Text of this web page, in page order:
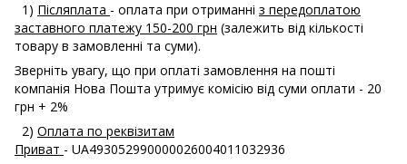
1) Післяплата - оплата при отриманні з передоплатою
заставного платежу 150-200 грн (залежить від кількості
товару в замовленні та суми).
Зверніть увагу, що при оплаті замовлення на пошті
компанія Нова Пошта утримує комісію від суми оплати - 20
грн + 2%
2) Оплата по реквізитам
Приват - UA493052990000026004011032936